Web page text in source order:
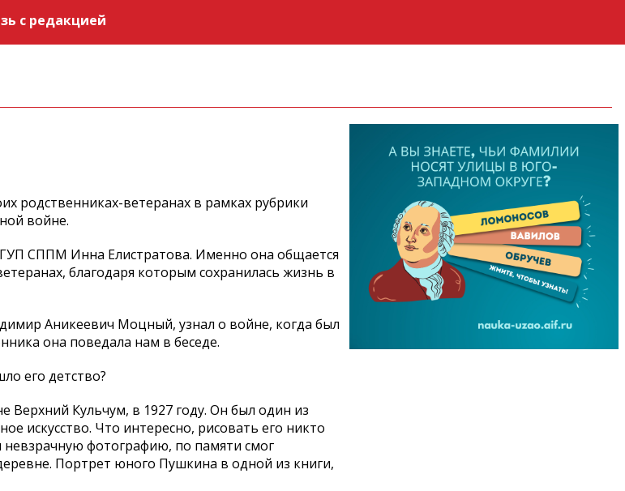
с редакцией
родственниках-ветеранах в рамках рубрики
войне.
СППМ Инна Елистратова. Именно она общается
благодаря которым сохранилась жизнь в
Аникеевич Моцный, узнал о войне, когда был
она поведала нам в беседе.
его детство?
Верхний Кульчум, в 1927 году. Он был один из
искусство. Что интересно, рисовать его никто
фотографию, по памяти смог
Портрет юного Пушкина в одной из книги,